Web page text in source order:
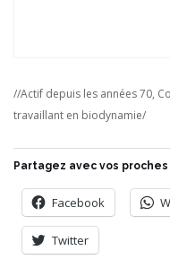
//Actif depuis les années 70,
travaillant en biodynamie/
Partagez avec vos proches
Facebook
Twitter